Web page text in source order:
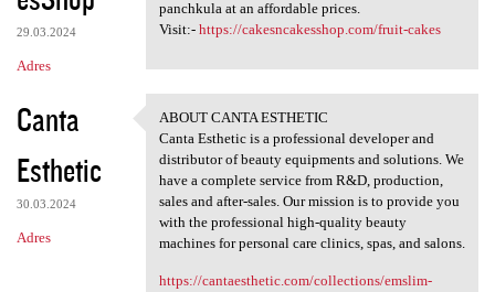
29.03.2024
Adres
panchkula at an affordable prices.
Visit:- https://cakesncakesshop.com/fruit-cakes
Canta
Esthetic
30.03.2024
Adres
ABOUT CANTA ESTHETIC
ABOUT CANTA ESTHETIC
Canta Esthetic is a professional developer and
distributor of beauty equipments and solutions. We
have a complete service from R&D, production,
sales and after-sales. Our mission is to provide you
with the professional high-quality beauty
machines for personal care clinics, spas, and salons.
https://cantaesthetic.com/collections/emslim-